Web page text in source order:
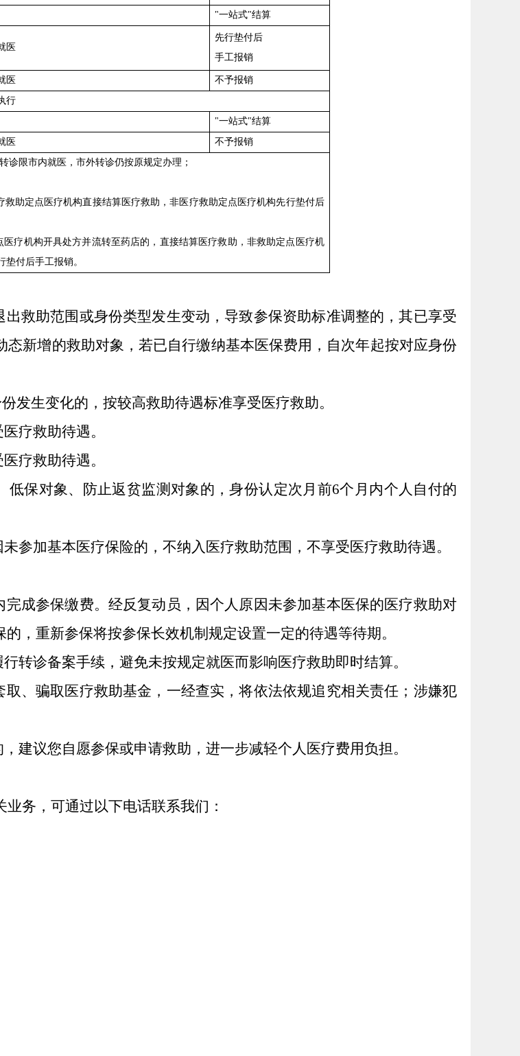
"一站式"结算
医
先行垫付后
手工报销
医
不予报销
行
"一站式"结算
医 不予报销
诊限市内就医，市外转诊仍按原规定办理；
救助定点医疗机构直接结算医疗救助，非医疗救助定点医疗机构先行垫付后
疗机构开具处方并流转至药店的，直接结算医疗救助，非救助定点医疗机
付后手工报销。
救助范围或身份类型发生变动，导致参保资助标准调整的，其已享受
新增的救助对象，若已自行缴纳基本医保费用，自次年起按对应身份
发生变化的，按较高救助待遇标准享受医疗救助。
疗救助待遇。
疗救助待遇。
保对象、防止返贫监测对象的，身份认定次月前6个月内个人自付的
参加基本医疗保险的，不纳入医疗救助范围，不享受医疗救助待遇。
成参保缴费。经反复动员，因个人原因未参加基本医保的医疗救助对
，重新参保将按参保长效机制规定设置一定的待遇等待期。
转诊备案手续，避免未按规定就医而影响医疗救助即时结算。
、骗取医疗救助基金，一经查实，将依法依规追究相关责任；涉嫌犯
建议您自愿参保或申请救助，进一步减轻个人医疗费用负担。
务，可通过以下电话联系我们：